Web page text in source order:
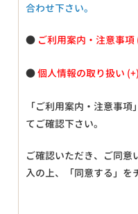
合わせ下さい。
● ご利用案内・注意事項
●個人情報の取り扱い
「ご利用案内・注意事
てご確認下さい。
ご確認いただき、ご同意
入の上、「同意する」を